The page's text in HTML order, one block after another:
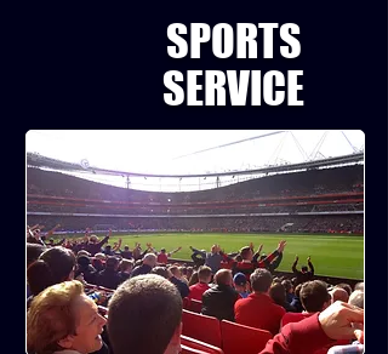
SPORTS
​SERVICE